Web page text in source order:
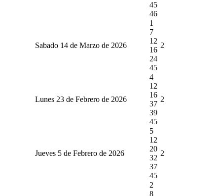
45
46
Sabado 14 de Marzo de 2026
1
7
12
16
24
45
2
Lunes 23 de Febrero de 2026
4
12
16
37
39
45
2
Jueves 5 de Febrero de 2026
5
12
20
32
37
45
2
2
8